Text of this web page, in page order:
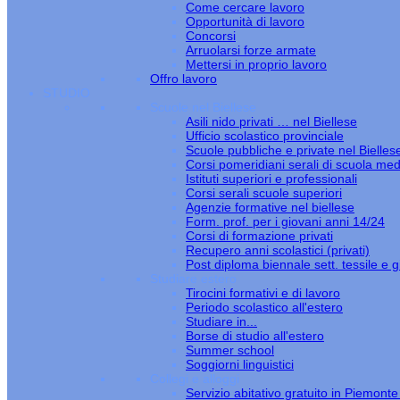
Come cercare lavoro
Opportunità di lavoro
Concorsi
Arruolarsi forze armate
Mettersi in proprio lavoro
Offro lavoro
STUDIO
Scuole nel Biellese
Asili nido privati … nel Biellese
Ufficio scolastico provinciale
Scuole pubbliche e private nel
Corsi pomeridiani serali di scuola
Istituti superiori e professionali
Corsi serali scuole superiori
Agenzie formative nel biellese
Form. prof. per i giovani anni 14/24
Corsi di formazione privati
Recupero anni scolastici (privati)
Post diploma biennale sett. tessile e
Studiare estero
Tirocini formativi e di lavoro
Periodo scolastico all'estero
Studiare in...
Borse di studio all'estero
Summer school
Soggiorni linguistici
Collegi e alloggi
Servizio abitativo gratuito in